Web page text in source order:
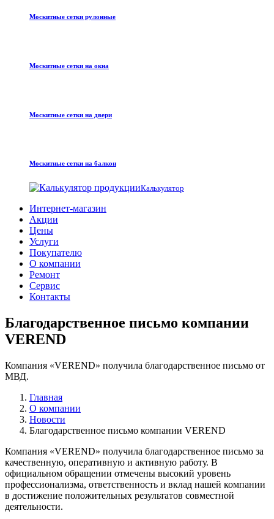
Москитные сетки рулонные
Москитные сетки на окна
Москитные сетки на двери
Москитные сетки на балкон
Калькулятор
Интернет-магазин
Акции
Цены
Услуги
Покупателю
О компании
Ремонт
Сервис
Контакты
Благодарственное письмо компании
VEREND
Компания «VEREND» получила благодарственное письмо от
МВД.
Главная
О компании
Новости
Благодарственное письмо компании VEREND
Компания «VEREND» получила благодарственное письмо за
качественную, оперативную и активную работу. В
официальном обращении отмечены высокий уровень
профессионализма, ответственность и вклад нашей компании
в достижение положительных результатов совместной
деятельности.